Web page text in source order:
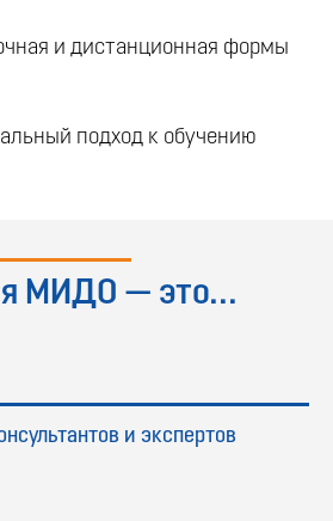
и дистанционная формы
подход к обучению
МИДО — это...
и экспертов